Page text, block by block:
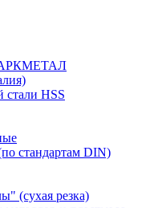
HSS
стандартам DIN)
(сухая резка)